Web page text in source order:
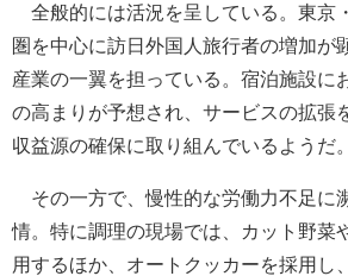
全般的には活況を呈している。東京
圏を中心に訪日外国人旅行者の増加が
産業の一翼を担っている。宿泊施設に
の高まりが予想され、サービスの拡張
収益源の確保に取り組んでいるようだ。
その一方で、慢性的な労働力不足に
情。特に調理の現場では、カット野菜
用するほか、オートクッカーを採用し